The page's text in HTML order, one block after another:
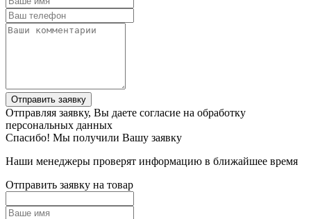
Отправить заявку
Отправляя заявку, Вы даете согласие на обработку
персональных данных
Спасибо! Мы получили Вашу заявку
Наши менеджеры проверят информацию в ближайшее время
Отправить заявку на товар